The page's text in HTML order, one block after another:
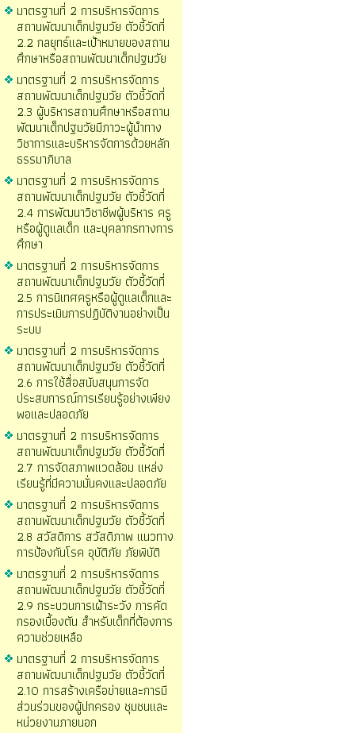
มาตรฐานที่ 2 การบริหารจัดการ
สถานพัฒนาเด็กปฐมวัย ตัวชี้วัดที่
2.2 กลยุทธ์และเป้าหมายของสถาน
ศึกษาหรือสถานพัฒนาเด็กปฐมวัย
มาตรฐานที่ 2 การบริหารจัดการ
สถานพัฒนาเด็กปฐมวัย ตัวชี้วัดที่
2.3 ผู้บริหารสถานศึกษาหรือสถาน
พัฒนาเด็กปฐมวัยมีภาวะผู้นำทาง
วิชาการและบริหารจัดการด้วยหลัก
ธรรมาภิบาล
มาตรฐานที่ 2 การบริหารจัดการ
สถานพัฒนาเด็กปฐมวัย ตัวชี้วัดที่
2.4 การพัฒนาวิชาชีพผู้บริหาร ครู
หรือผู้ดูแลเด็ก และบุคลากรทางการ
ศึกษา
มาตรฐานที่ 2 การบริหารจัดการ
สถานพัฒนาเด็กปฐมวัย ตัวชี้วัดที่
2.5 การนิเทศครูหรือผู้ดูแลเด็กและ
การประเมินการปฏิบัติงานอย่างเป็น
ระบบ
มาตรฐานที่ 2 การบริหารจัดการ
สถานพัฒนาเด็กปฐมวัย ตัวชี้วัดที่
2.6 การใช้สื่อสนับสนุนการจัด
ประสบการณ์การเรียนรู้อย่างเพียง
พอและปลอดภัย
มาตรฐานที่ 2 การบริหารจัดการ
สถานพัฒนาเด็กปฐมวัย ตัวชี้วัดที่
2.7 การจัดสภาพแวดล้อม แหล่ง
เรียนรู้ที่มีความมั่นคงและปลอดภัย
มาตรฐานที่ 2 การบริหารจัดการ
สถานพัฒนาเด็กปฐมวัย ตัวชี้วัดที่
2.8 สวัสดิการ สวัสดิภาพ แนวทาง
การป้องกันโรค อุบัติภัย ภัยพิบัติ
มาตรฐานที่ 2 การบริหารจัดการ
สถานพัฒนาเด็กปฐมวัย ตัวชี้วัดที่
2.9 กระบวนการเฝ้าระวัง การคัด
กรองเบื้องตัน สำหรับเด็กที่ต้องการ
ความช่วยเหลือ
มาตรฐานที่ 2 การบริหารจัดการ
สถานพัฒนาเด็กปฐมวัย ตัวชี้วัดที่
2.10 การสร้างเครือข่ายและการมี
ส่วนร่วมของผู้ปกครอง ชุมชนและ
หน่วยงานภายนอก